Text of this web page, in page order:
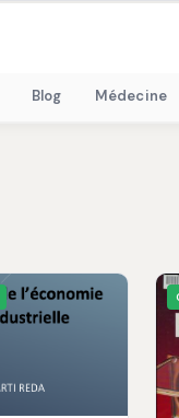
Blog Médecine